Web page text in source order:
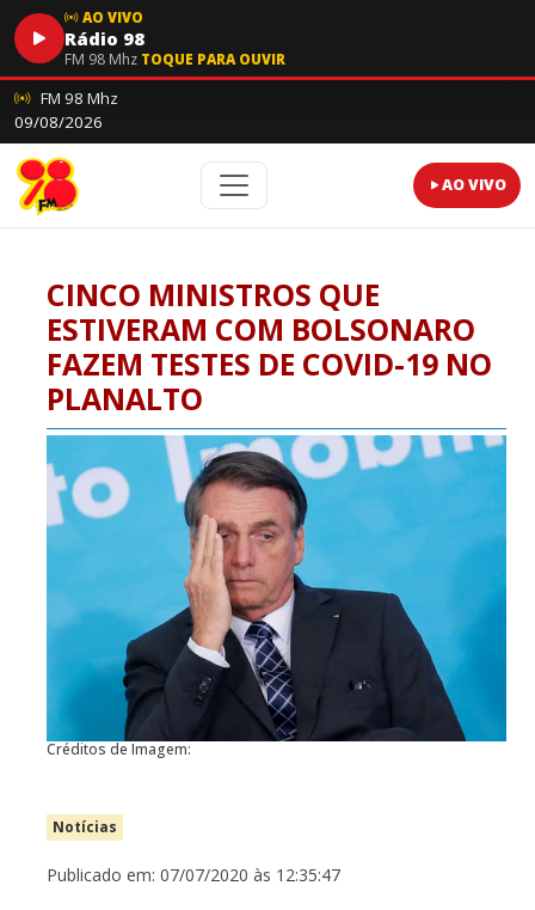
AO VIVO
Rádio 98
FM 98 Mhz TOQUE PARA OUVIR
FM 98 Mhz
09/08/2026
AO VIVO
CINCO MINISTROS QUE
ESTIVERAM COM BOLSONARO
FAZEM TESTES DE COVID-19 NO
PLANALTO
Créditos de Imagem:
Notícias
Publicado em: 07/07/2020 às 12:35:47